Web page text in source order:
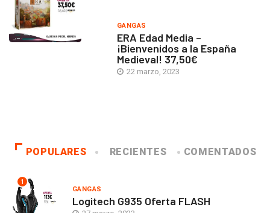
GANGAS
ERA Edad Media –
¡Bienvenidos a la España
Medieval! 37,50€
22 marzo, 2023
POPULARES RECIENTES COMENTADOS
1
GANGAS
Logitech G935 Oferta FLASH